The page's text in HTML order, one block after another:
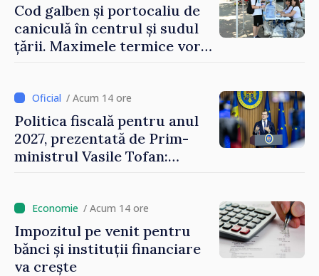
Cod galben și portocaliu de
caniculă în centrul și sudul
țării. Maximele termice vor
/ Acum 14 ore
Politica fiscală pentru anul
2027, prezentată de Prim-
ministrul Vasile Tofan:
taxare mai echitabilă
/ Acum 14 ore
Impozitul pe venit pentru
bănci și instituții financiare
va crește